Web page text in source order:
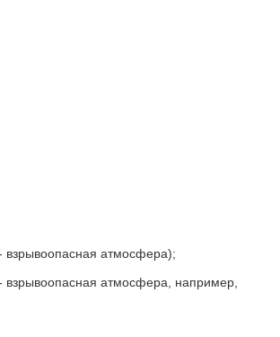
взрывоопасная атмосфера);
взрывоопасная атмосфера, например,